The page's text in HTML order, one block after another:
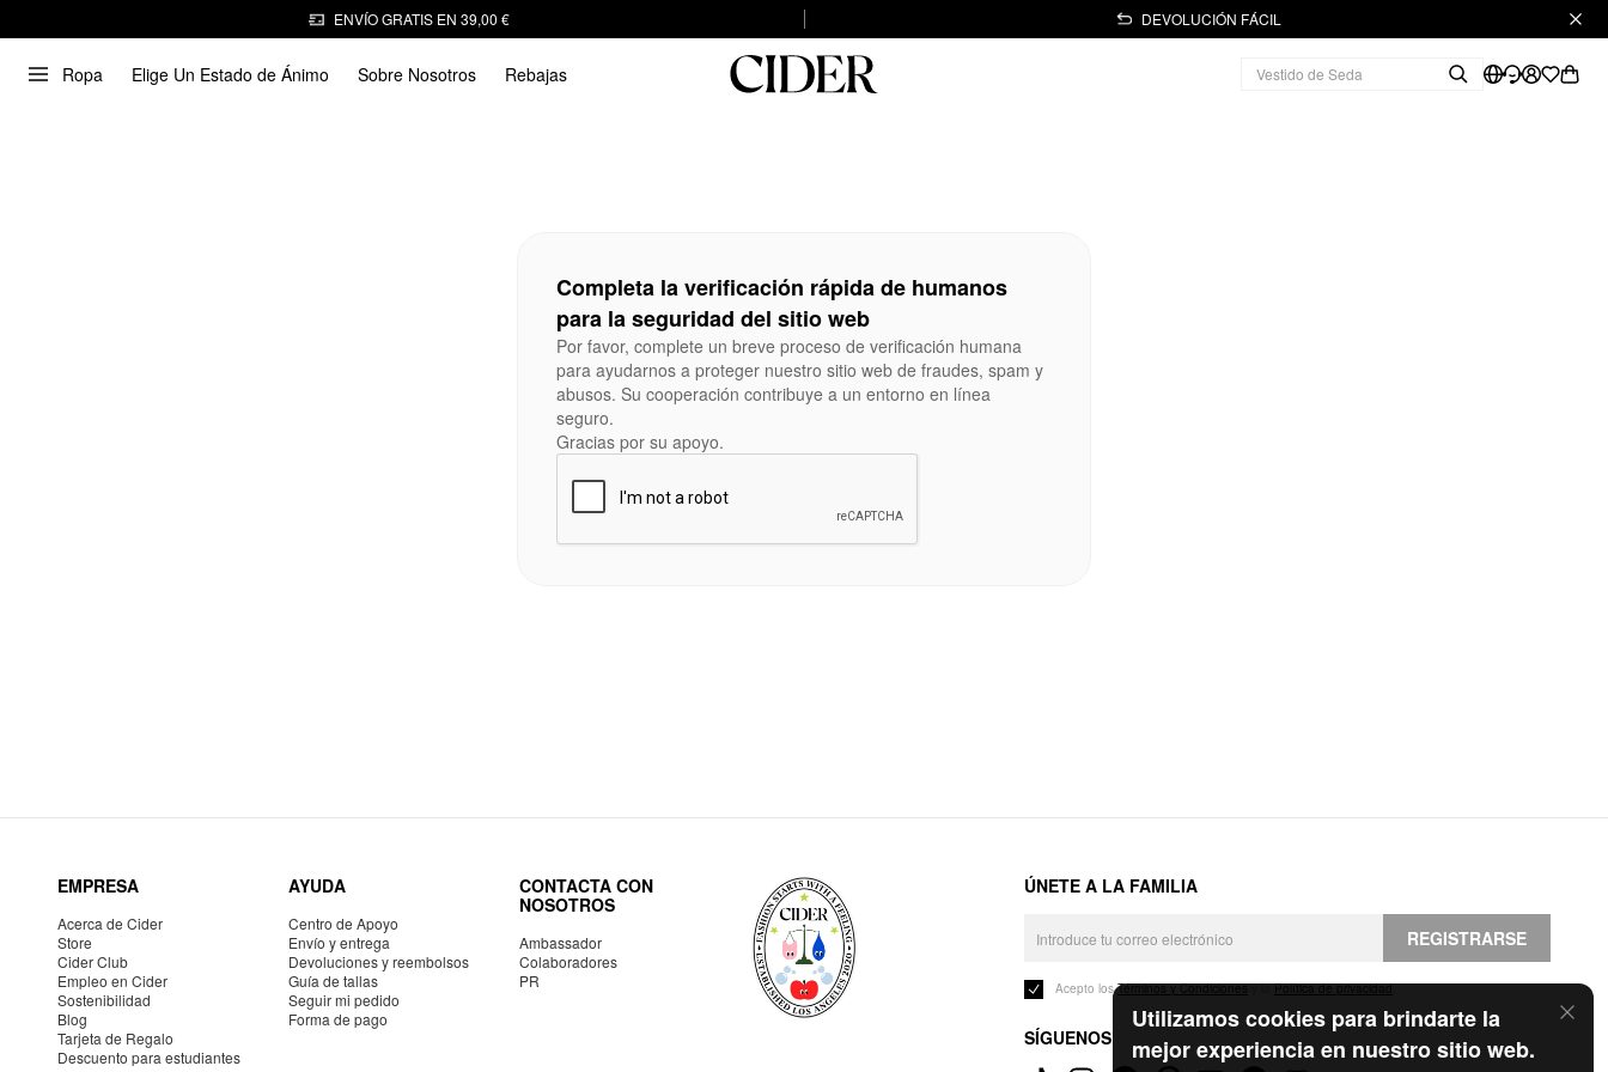
ENVÍO GRATIS EN 39,00 € DEVOLUCIÓN FÁCIL
Ropa Elige Un Estado de Ánimo Sobre Nosotros Rebajas
Utilizamos cookies para brindarte la
mejor experiencia en nuestro sitio web.
Completa la verificación rápida de humanos
para la seguridad del sitio web
Por favor, complete un breve proceso de verificación humana
para ayudarnos a proteger nuestro sitio web de fraudes, spam y
abusos. Su cooperación contribuye a un entorno en línea
seguro.
Gracias por su apoyo.
EMPRESA
Acerca de Cider
Store
Cider Club
Empleo en Cider
Sostenibilidad
Blog
Tarjeta de Regalo
Descuento para estudiantes
AYUDA
Centro de Apoyo
Envío y entrega
Devoluciones y reembolsos
Guía de tallas
Seguir mi pedido
Forma de pago
CONTACTA CON
NOSOTROS
Ambassador
Colaboradores
PR
ÚNETE A LA FAMILIA
REGISTRARSE
Acepto losTérminos y Condicionesy laPolítica de privacidad.
SÍGUENOS